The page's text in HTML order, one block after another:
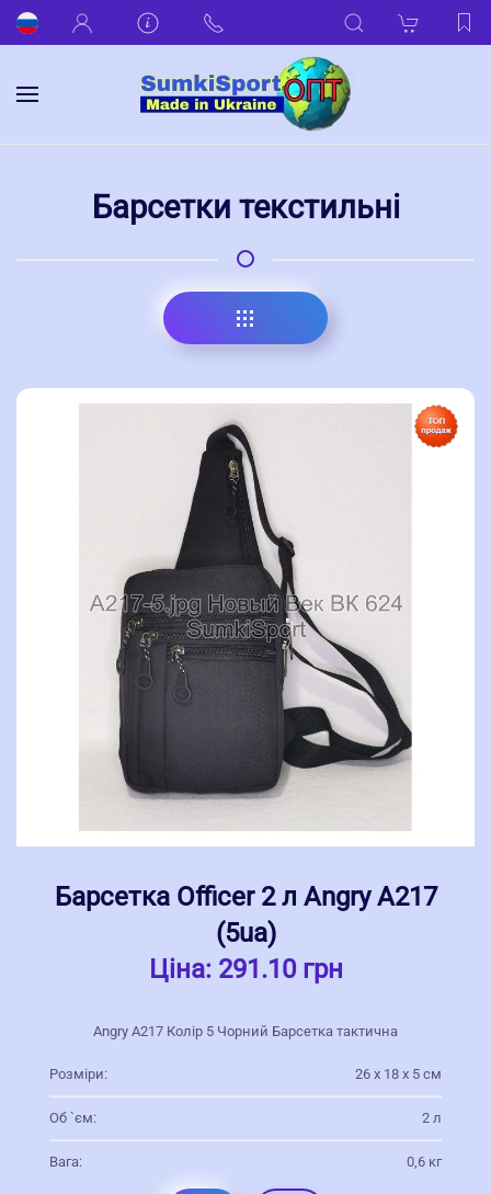
Барсетки текстильні
Барсетка Officer 2 л Angry А217
(5ua)
Ціна: 291.10 грн
Angry А217 Колір 5 Чорний Барсетка тактична
Розміри: 26 х 18 х 5 см
Об `єм: 2 л
Вага: 0,6 кг